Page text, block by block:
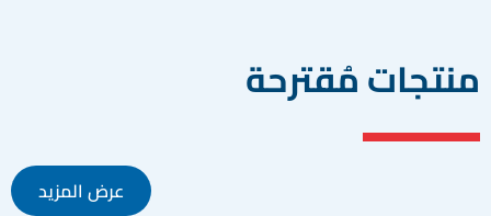
منتجات مُقترحة
عرض المزيد